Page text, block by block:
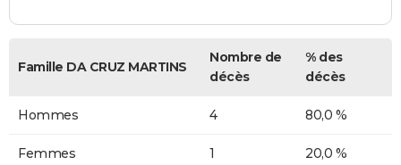
Famille DA CRUZ MARTINS
Nombre de
décès
% des
décès
Hommes 4 80,0 %
Femmes 1 20,0 %